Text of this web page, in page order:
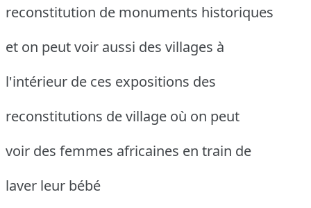
reconstitution de monuments historiques
et on peut voir aussi des villages à
l'intérieur de ces expositions des
reconstitutions de village où on peut
voir des femmes africaines en train de
laver leur bébé